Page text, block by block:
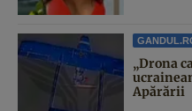
„Drona
Apărării